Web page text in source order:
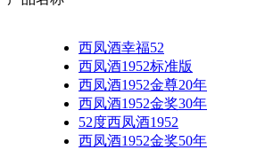
西凤酒幸福52
西凤酒1952标准版
西凤酒1952金尊20年
西凤酒1952金奖30年
52度西凤酒1952
西凤酒1952金奖50年